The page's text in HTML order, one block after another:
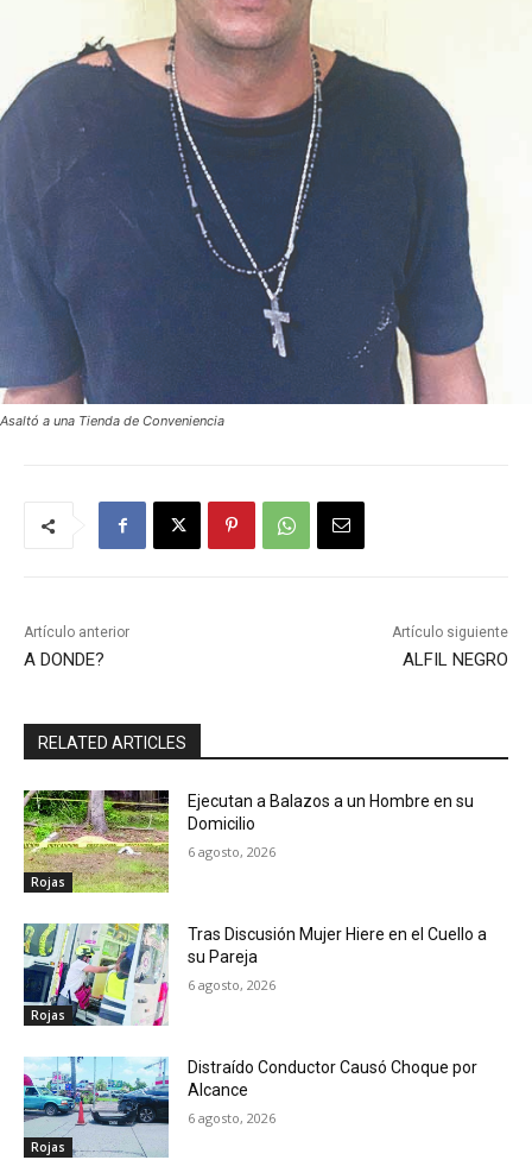
Asaltó a una Tienda de Conveniencia
Artículo anterior
A DONDE?
Artículo siguiente
ALFIL NEGRO
RELATED ARTICLES
Rojas
Ejecutan a Balazos a un Hombre en su
Domicilio
6 agosto, 2026
Rojas
Tras Discusión Mujer Hiere en el Cuello a
su Pareja
6 agosto, 2026
Rojas
Distraído Conductor Causó Choque por
Alcance
6 agosto, 2026